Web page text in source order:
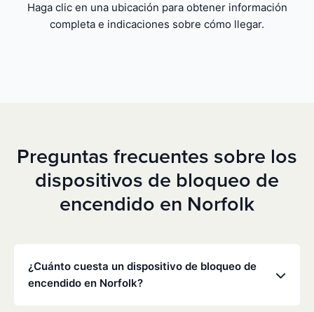
Haga clic en una ubicación para obtener información
completa e indicaciones sobre cómo llegar.
Preguntas frecuentes sobre los
dispositivos de bloqueo de
encendido en Norfolk
¿Cuánto cuesta un dispositivo de bloqueo de
encendido en Norfolk?